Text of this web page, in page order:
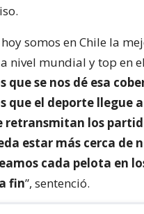
somos en Chile la
nivel mundial y top en
que se nos dé esa
que el deporte llegue
retransmitan los
estar más cerca de
cada pelota en
fin”, sentenció.